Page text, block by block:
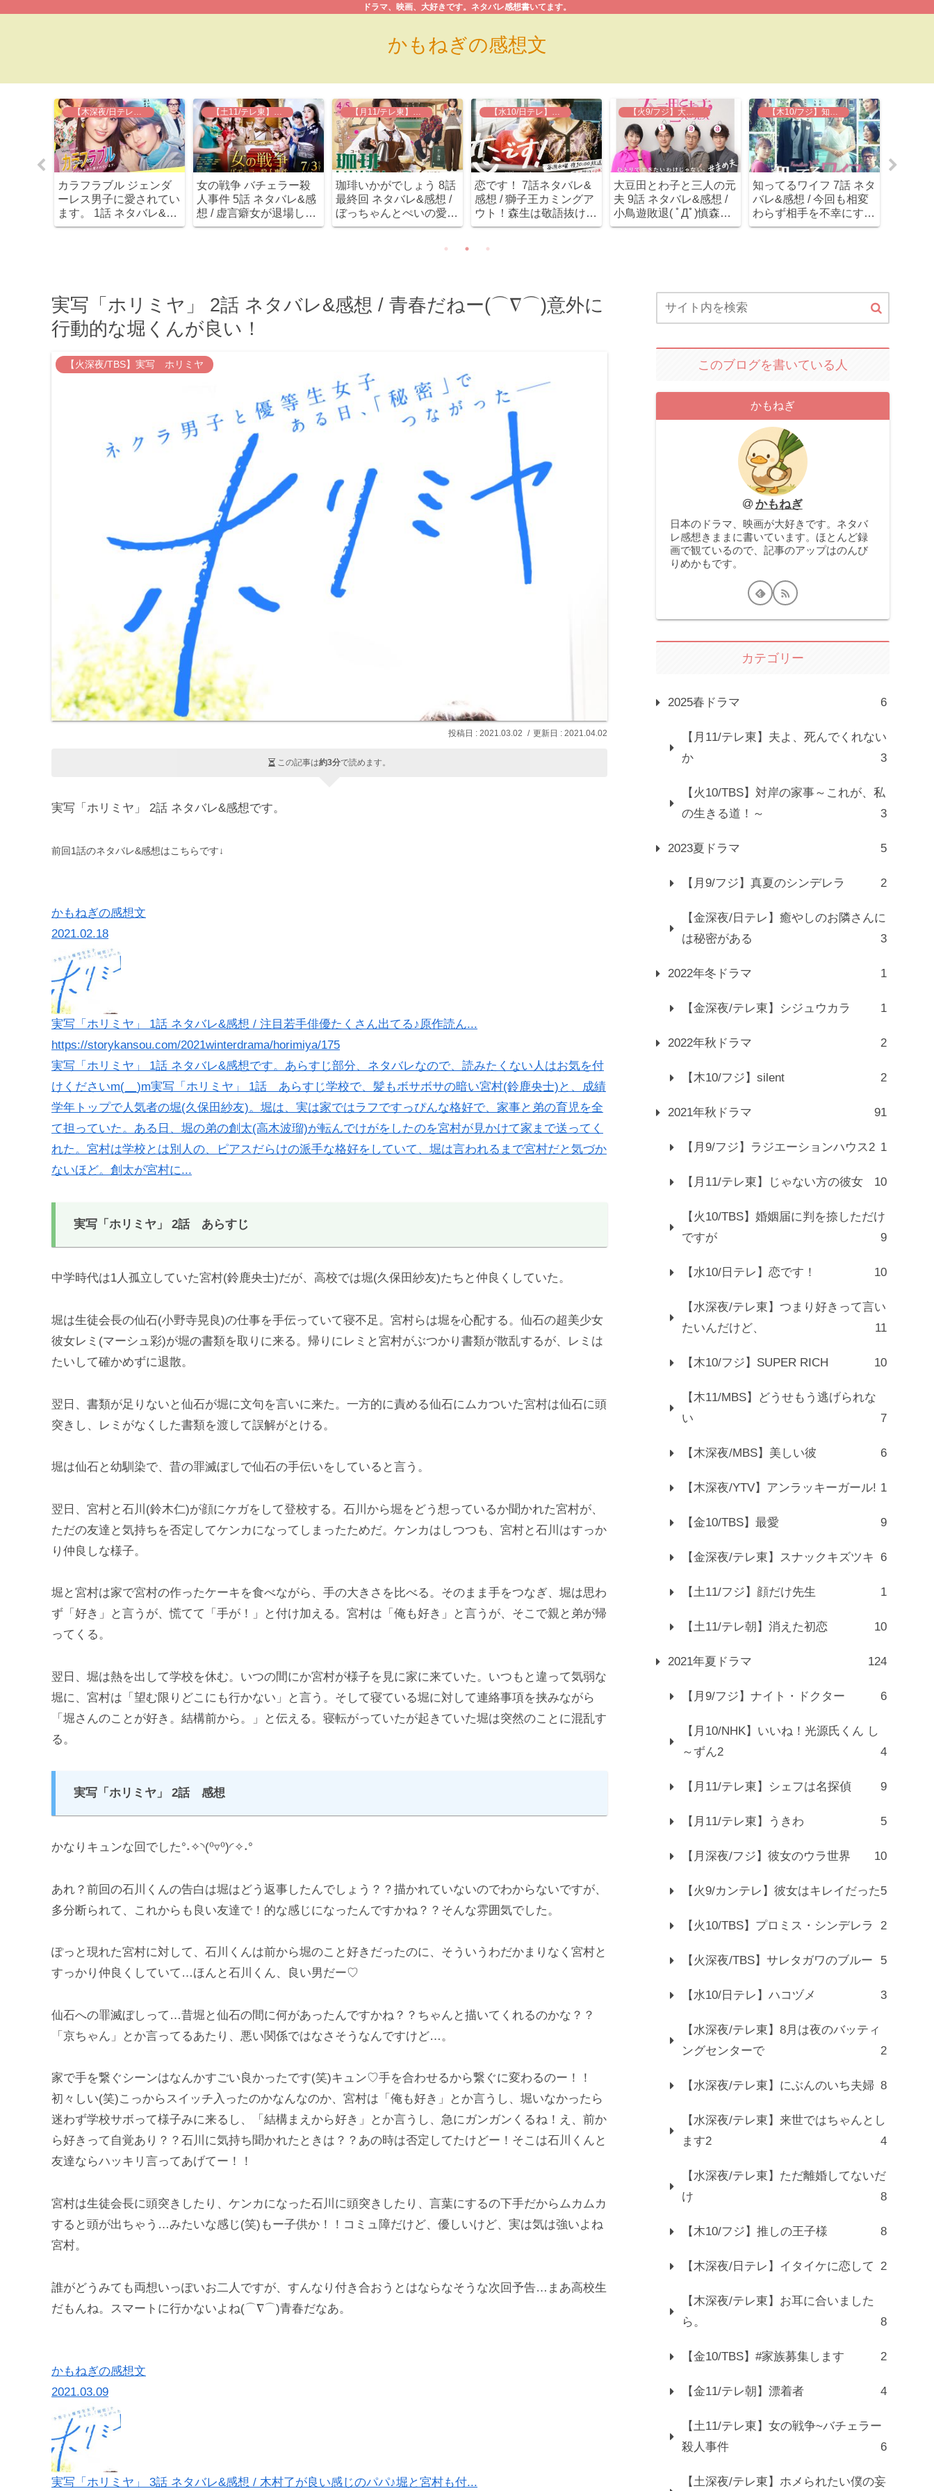
かもねぎの感想文
ドラマ、映画、大好きです。ネタバレ感想書いてます。
【木深夜/日テレ】カラフラブル
カラフラブル ジェンダ
ーレス男子に愛されてい
ます。 1話 ネタバレ&感
想 / クオリティ高いラブ
【土11/テレ東】女の戦争~バチェラー殺人事件
女の戦争 バチェラー殺
人事件 5話 ネタバレ&感
想 / 虚言癖女が退場し、
若菜は哲也との因縁を告
【月11/テレ東】珈琲いかがでしょう
珈琲いかがでしょう 8話
最終回 ネタバレ&感想 /
ぼっちゃんとぺいの愛が
重い(笑)とても良いハッ
【水10/日テレ】恋です！
恋です！ 7話ネタバレ&
感想 / 獅子王カミングア
ウト！森生は敬語抜けな
いうちに強力ライバル出
【火9/フジ】大豆田とわ子と三人の元夫
大豆田とわ子と三人の元
夫 9話 ネタバレ&感想 /
小鳥遊敗退( ﾟДﾟ)慎森の
可愛さが加速してノンス
【木10/フジ】知ってるワイフ
知ってるワイフ 7話 ネタ
バレ&感想 / 今回も相変
わらず相手を不幸にする
元春と、優しい津山。
実写「ホリミヤ」 2話 ネタバレ&感想 / 青春だねー(⌒∇⌒)意外に
行動的な堀くんが良い！
【火深夜/TBS】実写 ホリミヤ
2021.03.02 2021.04.02
この記事は約3分で読めます。
実写「ホリミヤ」 2話 ネタバレ&感想です。
前回1話のネタバレ&感想はこちらです↓
かもねぎの感想文
2021.02.18
実写「ホリミヤ」 1話 ネタバレ&感想 / 注目若手俳優たくさん出てる♪原作読ん...
https://storykansou.com/2021winterdrama/horimiya/175
実写「ホリミヤ」 1話 ネタバレ&感想です。あらすじ部分、ネタバレなので、読みたくない人はお気を付
けくださいm(__)m実写「ホリミヤ」 1話 あらすじ学校で、髪もボサボサの暗い宮村(鈴鹿央士)と、成績
学年トップで人気者の堀(久保田紗友)。堀は、実は家ではラフですっぴんな格好で、家事と弟の育児を全
て担っていた。ある日、堀の弟の創太(高木波瑠)が転んでけがをしたのを宮村が見かけて家まで送ってく
れた。宮村は学校とは別人の、ピアスだらけの派手な格好をしていて、堀は言われるまで宮村だと気づか
ないほど。創太が宮村に...
実写「ホリミヤ」 2話 あらすじ
中学時代は1人孤立していた宮村(鈴鹿央士)だが、高校では堀(久保田紗友)たちと仲良くしていた。
堀は生徒会長の仙石(小野寺晃良)の仕事を手伝っていて寝不足。宮村らは堀を心配する。仙石の超美少女
彼女レミ(マーシュ彩)が堀の書類を取りに来る。帰りにレミと宮村がぶつかり書類が散乱するが、レミは
たいして確かめずに退散。
翌日、書類が足りないと仙石が堀に文句を言いに来た。一方的に責める仙石にムカついた宮村は仙石に頭
突きし、レミがなくした書類を渡して誤解がとける。
堀は仙石と幼馴染で、昔の罪滅ぼしで仙石の手伝いをしていると言う。
翌日、宮村と石川(鈴木仁)が顔にケガをして登校する。石川から堀をどう想っているか聞かれた宮村が、
ただの友達と気持ちを否定してケンカになってしまったためだ。ケンカはしつつも、宮村と石川はすっか
り仲良しな様子。
堀と宮村は家で宮村の作ったケーキを食べながら、手の大きさを比べる。そのまま手をつなぎ、堀は思わ
ず「好き」と言うが、慌てて「手が！」と付け加える。宮村は「俺も好き」と言うが、そこで親と弟が帰
ってくる。
翌日、堀は熱を出して学校を休む。いつの間にか宮村が様子を見に家に来ていた。いつもと違って気弱な
堀に、宮村は「望む限りどこにも行かない」と言う。そして寝ている堀に対して連絡事項を挟みながら
「堀さんのことが好き。結構前から。」と伝える。寝転がっていたが起きていた堀は突然のことに混乱す
る。
実写「ホリミヤ」 2話 感想
かなりキュンな回でした°˖✧◝(⁰▿⁰)◜✧˖°
あれ？前回の石川くんの告白は堀はどう返事したんでしょう？？描かれていないのでわからないですが、
多分断られて、これからも良い友達で！的な感じになったんですかね？？そんな雰囲気でした。
ぽっと現れた宮村に対して、石川くんは前から堀のこと好きだったのに、そういうわだかまりなく宮村と
すっかり仲良くしていて…ほんと石川くん、良い男だー♡
仙石への罪滅ぼしって…昔堀と仙石の間に何があったんですかね？？ちゃんと描いてくれるのかな？？
「京ちゃん」とか言ってるあたり、悪い関係ではなさそうなんですけど…。
家で手を繋ぐシーンはなんかすごい良かったです(笑)キュン♡手を合わせるから繋ぐに変わるのー！！
初々しい(笑)こっからスイッチ入ったのかなんなのか、宮村は「俺も好き」とか言うし、堀いなかったら
迷わず学校サボって様子みに来るし、「結構まえから好き」とか言うし、急にガンガンくるね！え、前か
ら好きって自覚あり？？石川に気持ち聞かれたときは？？あの時は否定してたけどー！そこは石川くんと
友達ならハッキリ言ってあげてー！！
宮村は生徒会長に頭突きしたり、ケンカになった石川に頭突きしたり、言葉にするの下手だからムカムカ
すると頭が出ちゃう…みたいな感じ(笑)もー子供か！！コミュ障だけど、優しいけど、実は気は強いよね
宮村。
誰がどうみても両想いっぽいお二人ですが、すんなり付き合おうとはならなそうな次回予告…まあ高校生
だもんね。スマートに行かないよね(⌒∇⌒)青春だなあ。
かもねぎの感想文
2021.03.09
実写「ホリミヤ」 3話 ネタバレ&感想 / 木村了が良い感じのパパ♪堀と宮村も付...
このブログを書いている人
かもねぎ
かもねぎ
日本のドラマ、映画が大好きです。ネタバ
レ感想きままに書いています。ほとんど録
画で観ているので、記事のアップはのんび
りめかもです。
カテゴリー
2025春ドラマ 6
【月11/テレ東】夫よ、死んでくれない
か
3
【火10/TBS】対岸の家事～これが、私
の生きる道！～
3
2023夏ドラマ 5
【月9/フジ】真夏のシンデレラ 2
【金深夜/日テレ】癒やしのお隣さんに
は秘密がある
3
2022年冬ドラマ 1
【金深夜/テレ東】シジュウカラ 1
2022年秋ドラマ 2
【木10/フジ】silent 2
2021年秋ドラマ 91
【月9/フジ】ラジエーションハウス2 1
【月11/テレ東】じゃない方の彼女 10
【火10/TBS】婚姻届に判を捺しただけ
ですが
9
【水10/日テレ】恋です！ 10
【水深夜/テレ東】つまり好きって言い
たいんだけど、
11
【木10/フジ】SUPER RICH 10
【木11/MBS】どうせもう逃げられな
い
7
【木深夜/MBS】美しい彼 6
【木深夜/YTV】アンラッキーガール! 1
【金10/TBS】最愛 9
【金深夜/テレ東】スナックキズツキ 6
【土11/フジ】顔だけ先生 1
【土11/テレ朝】消えた初恋 10
2021年夏ドラマ 124
【月9/フジ】ナイト・ドクター 6
【月10/NHK】いいね！光源氏くん し
～ずん2
4
【月11/テレ東】シェフは名探偵 9
【月11/テレ東】うきわ 5
【月深夜/フジ】彼女のウラ世界 10
【火9/カンテレ】彼女はキレイだった5
【火10/TBS】プロミス・シンデレラ 2
【火深夜/TBS】サレタガワのブルー 5
【水10/日テレ】ハコヅメ 3
【水深夜/テレ東】8月は夜のバッティ
ングセンターで
2
【水深夜/テレ東】にぶんのいち夫婦 8
【水深夜/テレ東】来世ではちゃんとし
ます2
4
【水深夜/テレ東】ただ離婚してないだ
け
8
【木10/フジ】推しの王子様 8
【木深夜/日テレ】イタイケに恋して 2
【木深夜/テレ東】お耳に合いました
ら。
8
【金10/TBS】#家族募集します 2
【金11/テレ朝】漂着者 4
【土11/テレ東】女の戦争~バチェラー
殺人事件
6
【土深夜/テレ東】ホメられたい僕の妄